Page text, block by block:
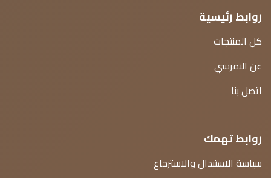
روابط رئيسية
كل المنتجات
عن النمرسي
اتصل بنا
روابط تهمك
سياسة الاستبدال والاسترجاع